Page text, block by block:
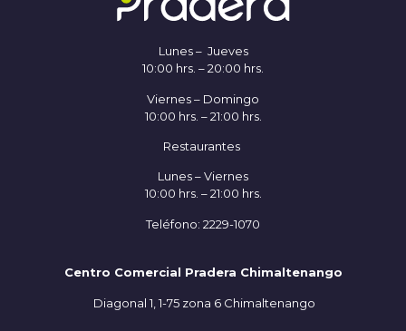
Lunes – Jueves
10:00 hrs. – 20:00 hrs.
Viernes – Domingo
10:00 hrs. – 21:00 hrs.
Restaurantes
Lunes – Viernes
10:00 hrs. – 21:00 hrs.
Teléfono: 2229-1070
Centro Comercial Pradera Chimaltenango
Diagonal 1, 1-75 zona 6 Chimaltenango